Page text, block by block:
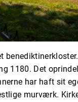
1180. Det
har haft sit
murværk.